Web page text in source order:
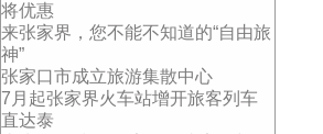
将优惠
来张家界，您不能不知道的“自由旅
神”
张家口市成立旅游集散中心
7月起张家界火车站增开旅客列车
直达泰